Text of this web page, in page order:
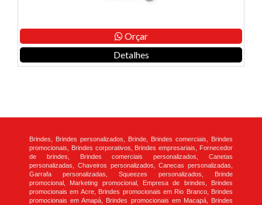
Orçar
Detalhes
Brindes, Brindes personalizados, Brinde, Brindes comerciais, Brindes
promocionais, Brindes corporativos, Brindes empresariais, Fornecedor
de brindes, Brindes comerciais personalizados, Canetas
personalizadas, Chaveiros personalizados, Canecas personalizadas,
Garrafa personalizadas, Squeezes personalizados, Brinde
promocional, Marketing promocional, Empresa de brindes, Brindes
promocionais em Acre, Brindes promocionais em Rio Branco, Brindes
promocionais em Amapá, Brindes promocionais em Macapá, Brindes